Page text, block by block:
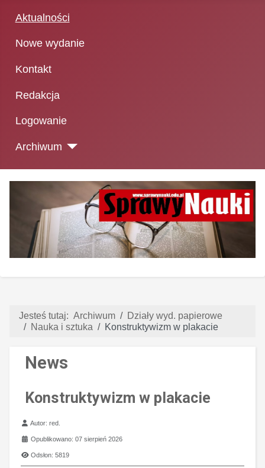
Aktualności
Nowe wydanie
Kontakt
Redakcja
Logowanie
Archiwum
Jesteś tutaj: Archiwum
Działy wyd. papierowe
Nauka i sztuka
Konstruktywizm w plakacie
News
Konstruktywizm w plakacie
Szczegóły
Autor:red.
Opublikowano: 07 sierpień 2026
Odsłon: 5819